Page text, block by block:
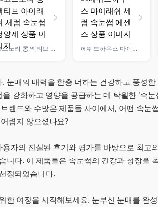
코스노리 롱 액티브 아이래쉬 세럼 속눈썹 영양제 에뛰드하우스 마이래쉬 세럼 속눈썹 에센스
눈매의 매력을 한층 더하는 건강하고 풍성
강화하고 영양을 공급하는 데 탁월한 '속
랜드와 수많은 제품들 사이에서, 어떤 속눈
렵지 않으셨나요?
자의 진실된 후기와 평가를 바탕으로 최고
니다. 이 제품들은 속눈썹의 건강과 성장을
정되었습니다.
한 여정을 시작해보세요. 눈부신 눈매를 완